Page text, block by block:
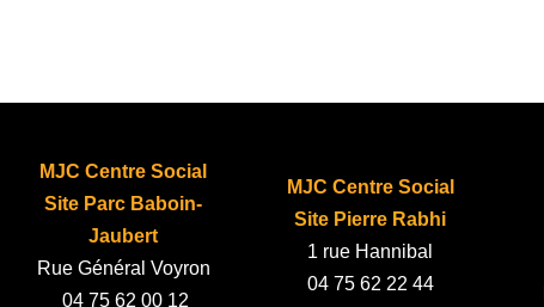
MJC Centre Social
Site Parc Baboin-
Jaubert
Rue Général Voyron
04 75 62 00 12
MJC Centre Social
Site Pierre Rabhi
1 rue Hannibal
04 75 62 22 44